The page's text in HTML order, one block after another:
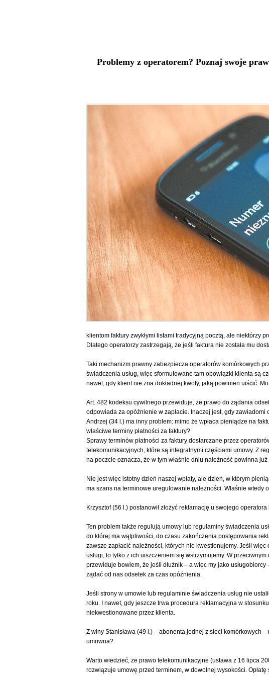
Problemy z operatorem? Poznaj swoje
klientom faktury zwykłymi listami tradycyjną pocztą, ale niektórzy
Dlatego operatorzy zastrzegają, że jeśli faktura nie została mu
Taki mechanizm prawny zabezpiecza operatorów komórkowych
świadczenia usług, więc sformułowane tam obowiązki klienta są
nawet, gdy klient nie zna dokładnej kwoty, jaką powinien uiścić.
Art. 482 kodeksu cywilnego przewiduje, że prawo do żądania
odpowiada za opóźnienie w zapłacie. Inaczej jest, gdy
Andrzej (34 l.) ma inny problem: mimo że wpłaca pieniądze na
właściwe terminy płatności za faktury?
Sprawy terminów płatności za faktury dostarczane przez
telekomunikacyjnych, które są integralnymi częściami umowy. Z
na poczcie oznacza, że w tym właśnie dniu należność powinna
Nie jest więc istotny dzień naszej wpłaty, ale dzień, w którym
ma szans na terminowe uregulowanie należności. Właśnie wtedy
Krzysztof (56 l.) postanowił złożyć reklamację u swojego
Ten problem także regulują umowy lub regulaminy świadczenia
do której ma wątpliwości, do czasu zakończenia postępowania
zawsze zapłacić należności, których nie kwestionujemy. Jeśli
usługi, to tylko z ich uiszczeniem się wstrzymujemy. W
przewiduje bowiem, że jeśli dłużnik – a więc my jako
żądać od nas odsetek za czas opóźnienia.
Jeśli strony w umowie lub regulaminie świadczenia usług nie
roku. I nawet, gdy jeszcze trwa procedura reklamacyjna w
niekwestionowane przez klienta.
Z winy Stanisława (49 l.) – abonenta jednej z sieci komórkowych
umowna?
Warto wiedzieć, że prawo telekomunikacyjne (ustawa z 16 lipca
rozwiązuje umowę przed terminem, w dowolnej wysokości.